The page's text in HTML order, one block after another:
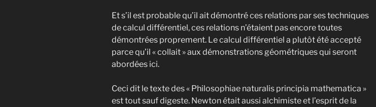
Et s’il est probable qu’il ait démontré ces relations par ses techniques
de calcul différentiel, ces relations n’étaient pas encore toutes
démontrées proprement. Le calcul différentiel a plutôt été accepté
parce qu’il « collait » aux démonstrations géométriques qui seront
abordées ici.
Ceci dit le texte des « Philosophiae naturalis principia mathematica »
est tout sauf digeste. Newton était aussi alchimiste et l’esprit de la